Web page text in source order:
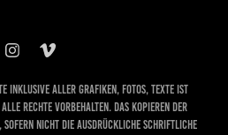
inklusive aller Grafiken, Fotos, Texte ist
Rechte vorbehalten. Das Kopieren der
sofern nicht die ausdrückliche schriftliche